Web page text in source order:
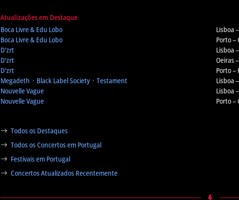
Atualizações em Destaque
Boca Livre & Edu Lobo
Lisboa
Boca Livre & Edu Lobo
Porto –
D'zrt
Lisboa
D'zrt
Oeiras
D'zrt
Porto –
Megadeth ᛫ Black Label Society ᛫ Testament
Lisboa
Nouvelle Vague
Lisboa
Nouvelle Vague
Porto –
Todos os Destaques
Todos os Concertos em Portugal
Festivais em Portugal
Concertos Atualizados Recentemente